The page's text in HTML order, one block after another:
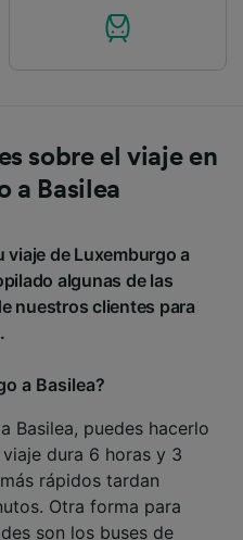
sobre el viaje en
a Basilea
viaje de Luxemburgo a
algunas de las
nuestros clientes para
a Basilea?
Basilea, puedes hacerlo
dura 6 horas y 3
rápidos tardan
Otra forma para
son los buses de